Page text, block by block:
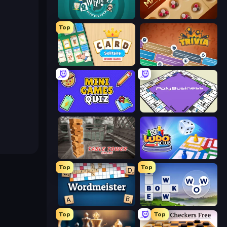
Guess Who Online Mancala Classic
Top
Trivia
Mini Games Quiz PolyBusiness (Unofficial Monopoly)
Table Tower Online Ludo Club
Top
Wordmeister
Top
Words of Wonders
Top Top